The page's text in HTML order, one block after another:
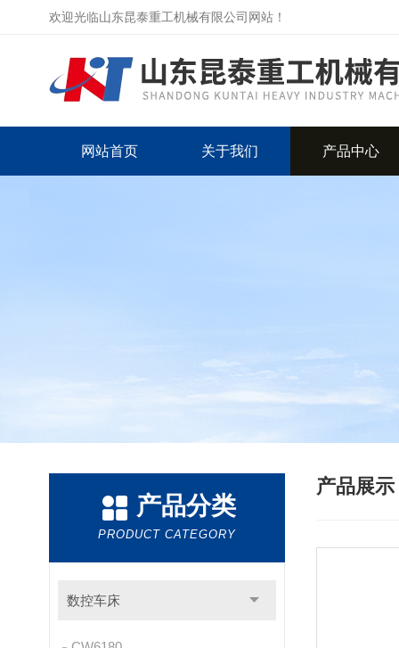
欢迎光临山东昆泰重工机械有限公司网站！
网站首页 关于我们 产品中心
产品分类
PRODUCT CATEGORY
数控车床
产品展示